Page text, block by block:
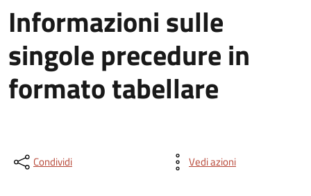
Informazioni sulle
singole precedure in
formato tabellare
Condividi Vedi azioni